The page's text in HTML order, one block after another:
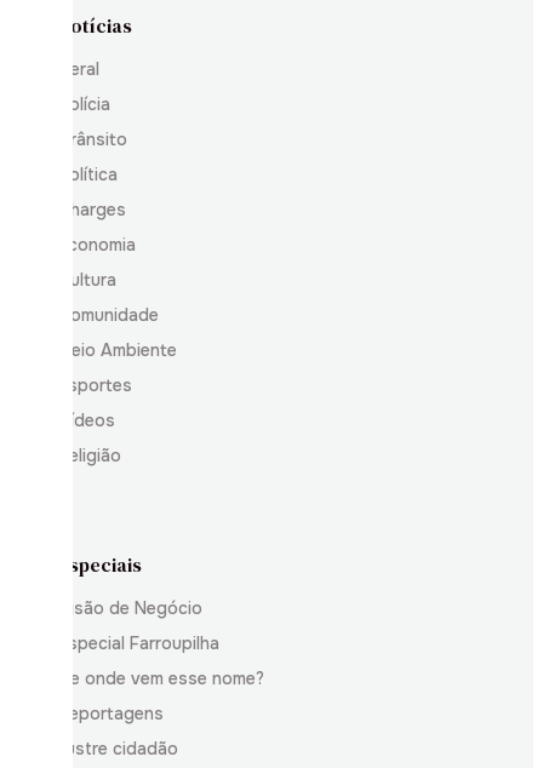
Notícias
Geral
Polícia
Trânsito
Política
Charges
Economia
Cultura
Comunidade
Meio Ambiente
Esportes
Vídeos
Religião
Especiais
Visão de Negócio
Especial Farroupilha
De onde vem esse nome?
Reportagens
Ilustre cidadão